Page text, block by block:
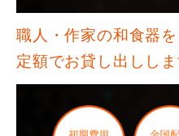
職人・作家の和食器を
定額でお貸し出しし